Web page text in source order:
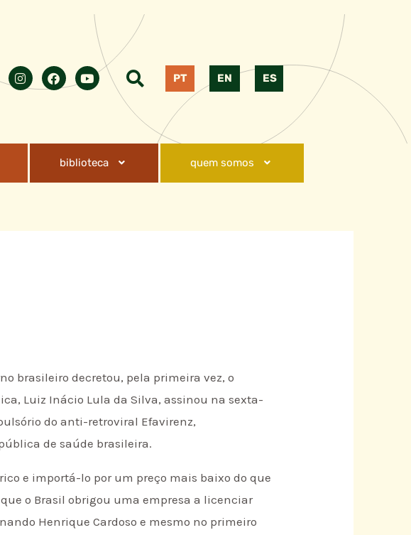
PT EN ES
biblioteca quem somos
brasileiro decretou, pela primeira vez, o
Luiz Inácio Lula da Silva, assinou na sexta-
do anti-retroviral Efavirenz,
de saúde brasileira.
e importá-lo por um preço mais baixo do que
o Brasil obrigou uma empresa a licenciar
Henrique Cardoso e mesmo no primeiro